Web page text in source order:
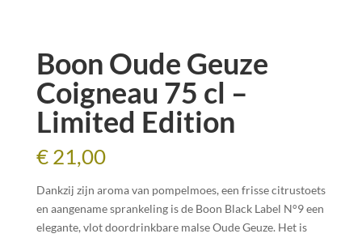
Boon Oude Geuze
Coigneau 75 cl –
Limited Edition
€21,00
Dankzij zijn aroma van pompelmoes, een frisse citrustoets
en aangename sprankeling is de Boon Black Label N°9 een
elegante, vlot doordrinkbare malse Oude Geuze. Het is